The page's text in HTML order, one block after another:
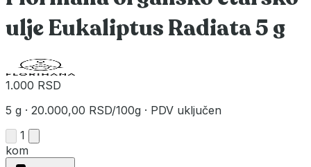
ulje Eukaliptus Radiata 5 g
1.000 RSD
5 g · 20.000,00 RSD/100g · PDV uključen
1
kom